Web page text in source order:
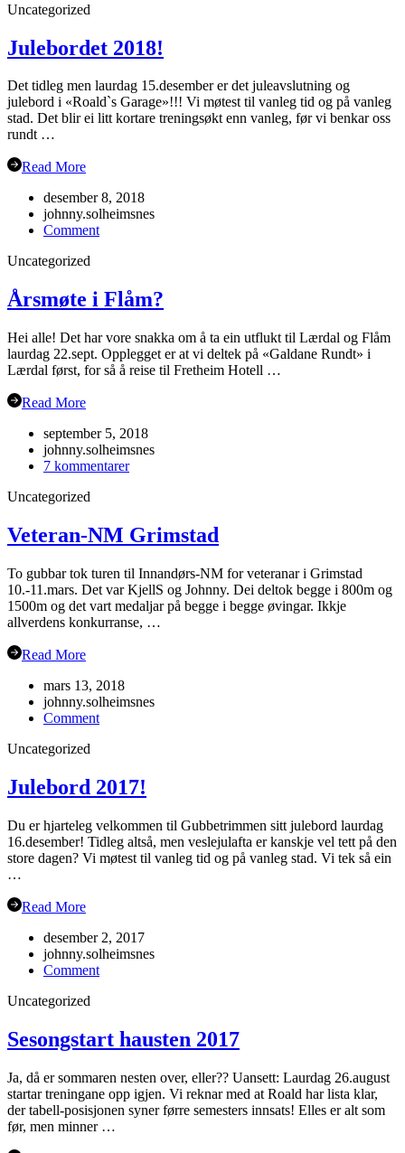
Uncategorized
Julebordet 2018!
Det tidleg men laurdag 15.desember er det juleavslutning og
julebord i «Roald`s Garage»!!! Vi møtest til vanleg tid og på vanleg
stad. Det blir ei litt kortare treningsøkt enn vanleg, før vi benkar oss
rundt …
Read More
desember 8, 2018
johnny.solheimsnes
Commenton
Uncategorized
Årsmøte i Flåm?
Hei alle! Det har vore snakka om å ta ein utflukt til Lærdal og Flåm
laurdag 22.sept. Opplegget er at vi deltek på «Galdane Rundt» i
Lærdal først, for så å reise til Fretheim Hotell …
Read More
september 5, 2018
johnny.solheimsnes
7 kommentarertil
Uncategorized
Veteran-NM Grimstad
To gubbar tok turen til Innandørs-NM for veteranar i Grimstad
10.-11.mars. Det var KjellS og Johnny. Dei deltok begge i 800m og
1500m og det vart medaljar på begge i begge øvingar. Ikkje
allverdens konkurranse, …
Read More
mars 13, 2018
johnny.solheimsnes
Commenton
Uncategorized
Julebord 2017!
Du er hjarteleg velkommen til Gubbetrimmen sitt julebord laurdag
16.desember! Tidleg altså, men veslejulafta er kanskje vel tett på den
store dagen? Vi møtest til vanleg tid og på vanleg stad. Vi tek så ein
…
Read More
desember 2, 2017
johnny.solheimsnes
Commenton
Uncategorized
Sesongstart hausten 2017
Ja, då er sommaren nesten over, eller?? Uansett: Laurdag 26.august
startar treningane opp igjen. Vi reknar med at Roald har lista klar,
der tabell-posisjonen syner førre semesters innsats! Elles er alt som
før, men minner …